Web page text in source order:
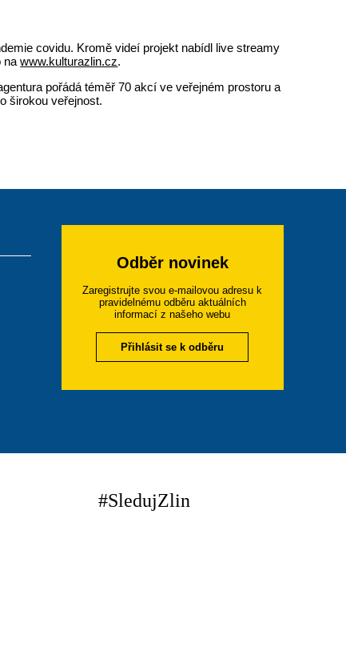
covidu. Kromě videí projekt nabídl live streamy
nawww.kulturazlin.cz.
pořádá téměř 70 akcí ve veřejném prostoru a
širokou veřejnost.
Odběr novinek
Zaregistrujte svou e-mailovou adresu k
pravidelnému odběru aktuálních
informací z našeho webu
Přihlásit se k odběru
#SledujZlin